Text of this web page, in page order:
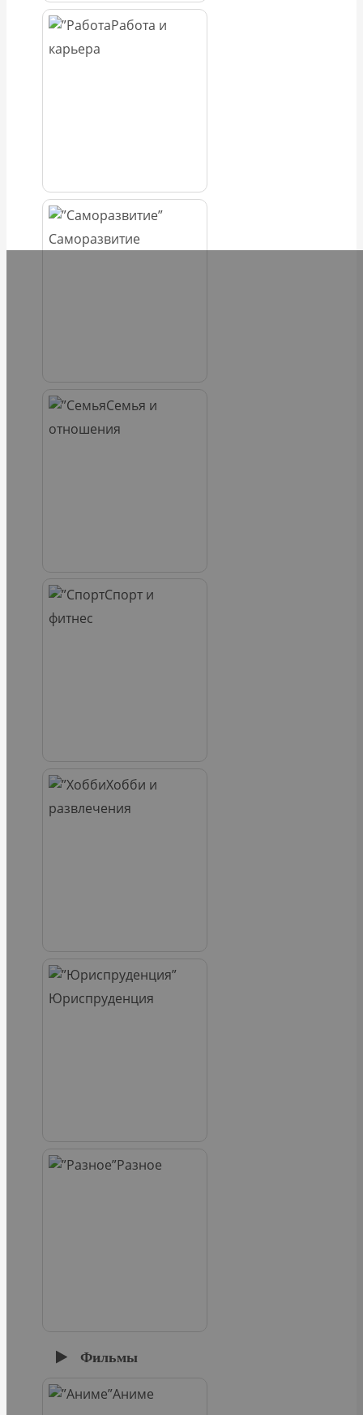
Работа и
карьера
Саморазвитие
Семья и
отношения
Спорт и
фитнес
Хобби и
развлечения
Юриспруденция
Разное
Фильмы
Аниме